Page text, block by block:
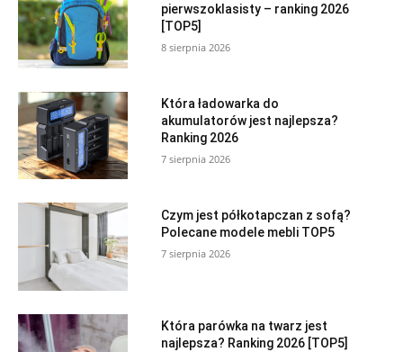
pierwszoklasisty – ranking 2026
[TOP5]
8 sierpnia 2026
Która ładowarka do
akumulatorów jest najlepsza?
Ranking 2026
7 sierpnia 2026
Czym jest półkotapczan z sofą?
Polecane modele mebli TOP5
7 sierpnia 2026
Która parówka na twarz jest
najlepsza? Ranking 2026 [TOP5]